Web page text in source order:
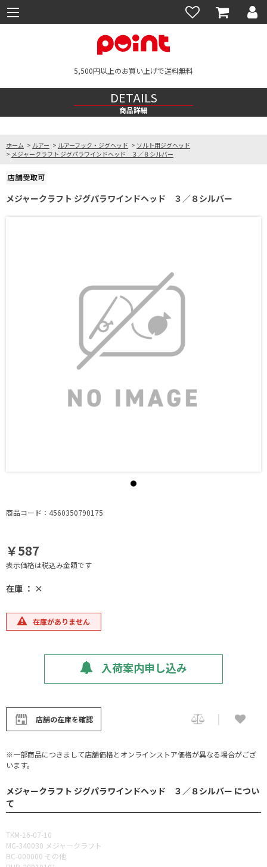
5,500円以上のお買い上げで送料無料
DETAILS
商品詳細
ホーム > ルアー > ルアーフック・ジグヘッド > ソルト用ジグヘッド
> メジャークラフト ジグパラワインドヘッド ３／８シルバー
メジャークラフト ジグパラワインドヘッド ３／８シルバー
商品コード：4560350790175
￥587
表示価格は税込み金額です
在庫 ： ×
在庫がありません
入荷案内申し込み
店舗の在庫を確認
※一部商品につきまして店舗価格とオンラインストア価格が異なる場合がござ
います。
メジャークラフト ジグパラワインドヘッド ３／８シルバー につい
て
TKM-16-07-10
MC-340030 メジャークラフト
BC-000000 その他